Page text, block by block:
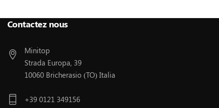
Contactez nous
Minitop
Strada Europa, 39
10060 Bricherasio (TO) Italia
+39 0121 349156